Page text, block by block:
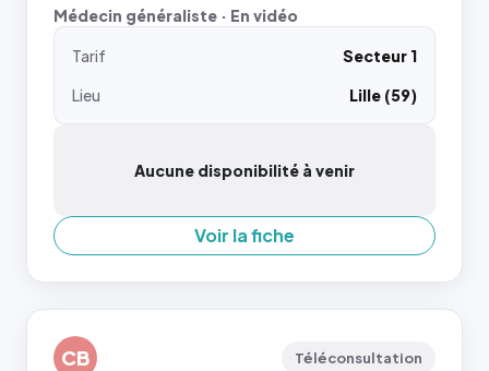
Médecin généraliste · En vidéo
Tarif
Secteur 1
Lieu
Lille (59)
Aucune disponibilité à venir
Voir la fiche
CB Téléconsultation